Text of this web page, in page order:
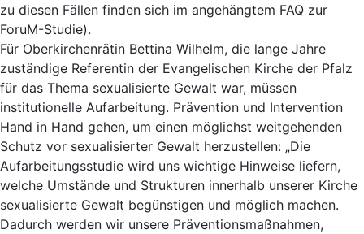
zu diesen Fällen finden sich im angehängtem FAQ zur
ForuM-Studie).
Für Oberkirchenrätin Bettina Wilhelm, die lange Jahre
zuständige Referentin der Evangelischen Kirche der Pfalz
für das Thema sexualisierte Gewalt war, müssen
institutionelle Aufarbeitung. Prävention und Intervention
Hand in Hand gehen, um einen möglichst weitgehenden
Schutz vor sexualisierter Gewalt herzustellen: „Die
Aufarbeitungsstudie wird uns wichtige Hinweise liefern,
welche Umstände und Strukturen innerhalb unserer Kirche
sexualisierte Gewalt begünstigen und möglich machen.
Dadurch werden wir unsere Präventionsmaßnahmen,